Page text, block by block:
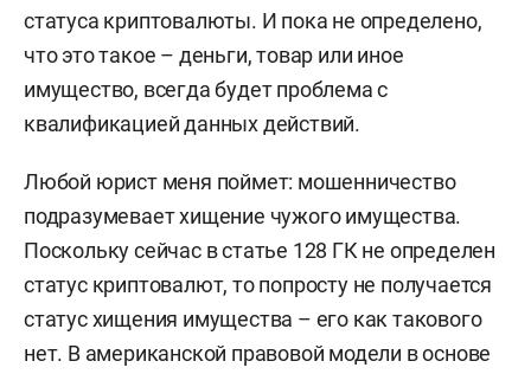
статуса криптовалюты. И пока не определено,
что это такое – деньги, товар или иное
имущество, всегда будет проблема с
квалификацией данных действий.
Любой юрист меня поймет: мошенничество
подразумевает хищение чужого имущества.
Поскольку сейчас в статье 128 ГК не определен
статус криптовалют, то попросту не получается
статус хищения имущества – его как такового
нет. В американской правовой модели в основе